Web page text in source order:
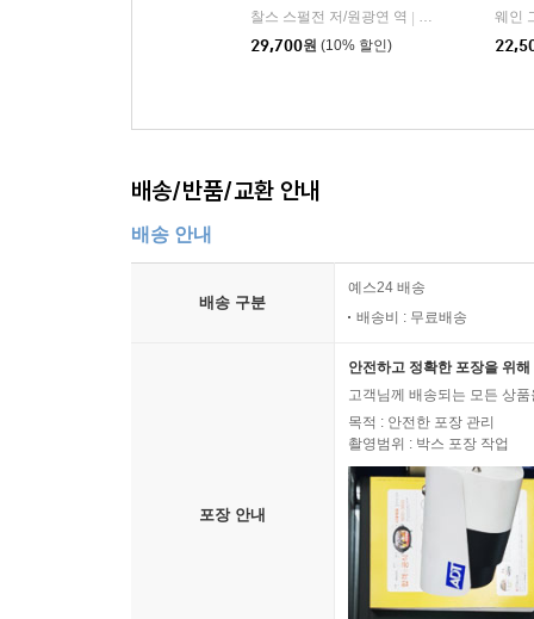
찰스 스펄전 저/원광연 역
CH북스(크리스
29,700원 (10% 할인)
웨인
배송/반품/교환 안내
배송 안내
배송 구분
예스24 배송
배송비 : 무료배송
포장 안내
안전하고 정확한 포장을 위
고객님께 배송되는 모든 상
목적 : 안전한 포장 관리
촬영범위 : 박스 포장 작업